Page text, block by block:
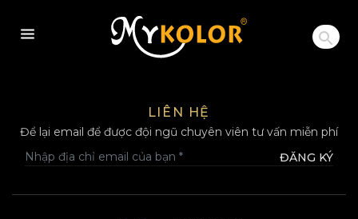
MYKOLOR
LIÊN HỆ
Để lại email để được đội ngũ chuyên viên tư vấn miễn phí
ĐĂNG KÝ